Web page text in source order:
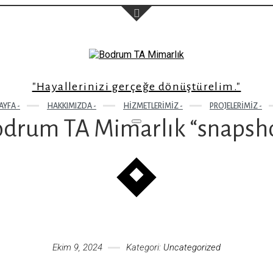
Sol taraftaki form'u
size geri dönüş
"Hayallerinizi gerçeğe dönüştürelim."
- HAKKIMIZDA - HIZMETLERIMIZ - PROJELERIMIZ -
TA Mimarlık
Ekim 9, 2024 Kategori: Uncategorized